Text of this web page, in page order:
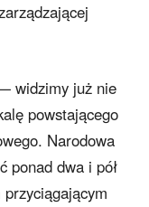
widzimy już nie
powstającego
Narodowa
ponad dwa i pół